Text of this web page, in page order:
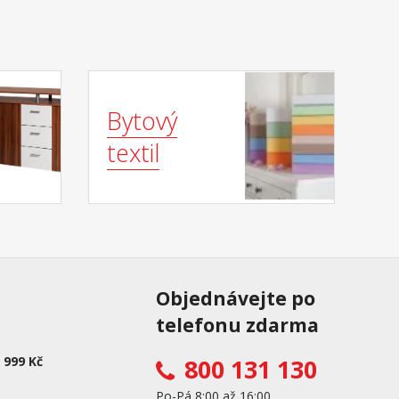
Bytový
textil
Kč
Objednávejte po
telefonu zdarma
800 131 130